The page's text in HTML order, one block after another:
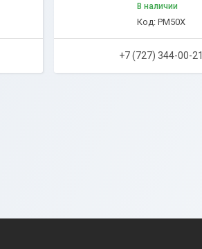
В наличии
PM50X
+7 (727) 344-00-21